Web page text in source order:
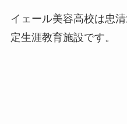
イェール美容高校は忠
定生涯教育施設です。